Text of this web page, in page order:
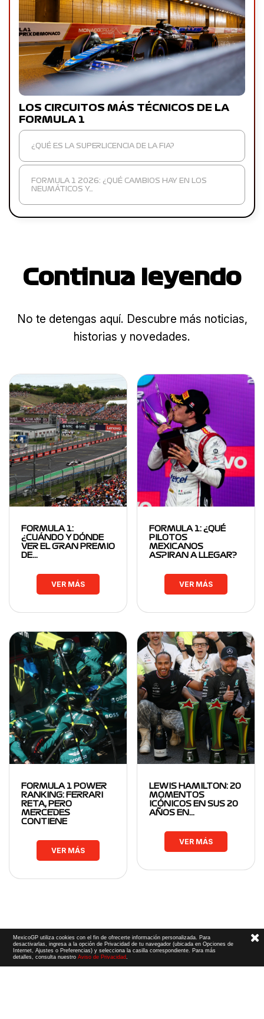
LOS CIRCUITOS MÁS TÉCNICOS DE LA
FORMULA 1
¿QUÉ ES LA SUPERLICENCIA DE LA FIA?
FORMULA 1 2026: ¿QUÉ CAMBIOS HAY EN LOS
NEUMÁTICOS Y…
Continua leyendo
No te detengas aquí. Descubre más noticias,
historias y novedades.
FORMULA 1:
¿CUÁNDO Y DÓNDE
VER EL GRAN PREMIO
DE…
VER MÁS
FORMULA 1: ¿QUÉ
PILOTOS
MEXICANOS
ASPIRAN A LLEGAR?
VER MÁS
FORMULA 1 POWER
RANKING: FERRARI
RETA, PERO
MERCEDES
CONTIENE
VER MÁS
LEWIS HAMILTON: 20
MOMENTOS
ICÓNICOS EN SUS 20
AÑOS EN…
VER MÁS
MexicoGP utiliza cookies con el fin de ofrecerte información personalizada. Para
desactivarlas, ingresa a la opción de Privacidad de tu navegador (ubicada en Opciones de
Internet, Ajustes o Preferencias) y selecciona la casilla correspondiente. Para más
detalles, consulta nuestroAviso de Privacidad.